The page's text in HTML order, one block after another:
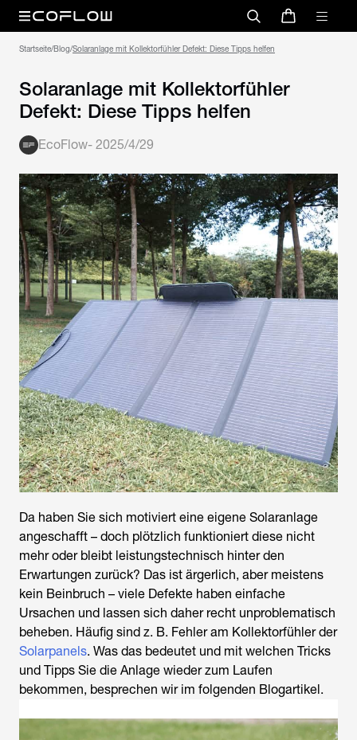
Startseite/Blog/
Solaranlage mit Kollektorfühler
Defekt: Diese Tipps helfen
EcoFlow- 2025/4/29
Da haben Sie sich motiviert eine eigene Solaranlage
angeschafft – doch plötzlich funktioniert diese nicht
mehr oder bleibt leistungstechnisch hinter den
Erwartungen zurück? Das ist ärgerlich, aber meistens
kein Beinbruch – viele Defekte haben einfache
Ursachen und lassen sich daher recht unproblematisch
beheben. Häufig sind z. B. Fehler am Kollektorfühler der
Solarpanels. Was das bedeutet und mit welchen Tricks
und Tipps Sie die Anlage wieder zum Laufen
bekommen, besprechen wir im folgenden Blogartikel.